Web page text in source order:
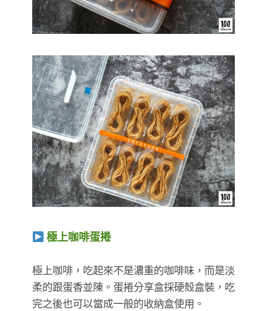
極上咖啡蛋捲
​​​​​​​極上咖啡，吃起來不是濃重的咖啡味，而是淡
柔的跟蛋香並陳。蛋捲分享盒採硬殼盒裝，吃
完之後也可以當成一般的收納盒使用。